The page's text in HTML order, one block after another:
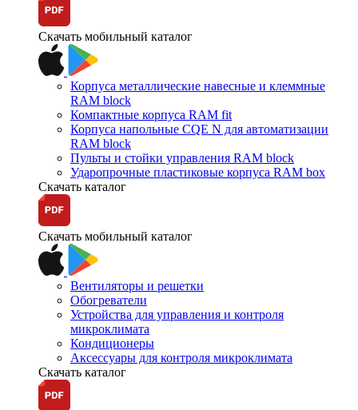
Скачать мобильный каталог
Корпуса металлические навесные и клеммные
RAM block
Компактные корпуса RAM fit
Корпуса напольные CQE N для автоматизации
RAM block
Пульты и стойки управления RAM block
Ударопрочные пластиковые корпуса RAM box
Скачать каталог
Скачать мобильный каталог
Вентиляторы и решетки
Обогреватели
Устройства для управления и контроля
микроклимата
Кондиционеры
Аксессуары для контроля микроклимата
Скачать каталог